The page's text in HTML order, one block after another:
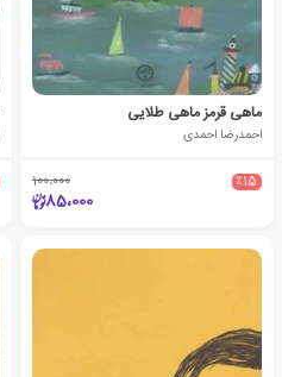
ماهی قرمز ماهی طلایی
احمدرضا احمدی
٪15 100،000
85،000